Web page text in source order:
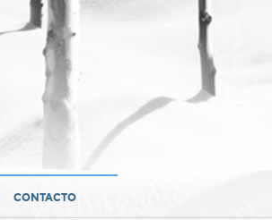
CONTACTO